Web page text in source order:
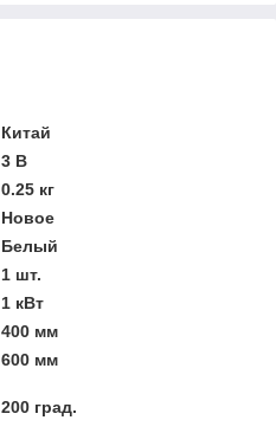
Китай
3 В
0.25 кг
Новое
Белый
1 шт.
1 кВт
400 мм
600 мм
200 град.